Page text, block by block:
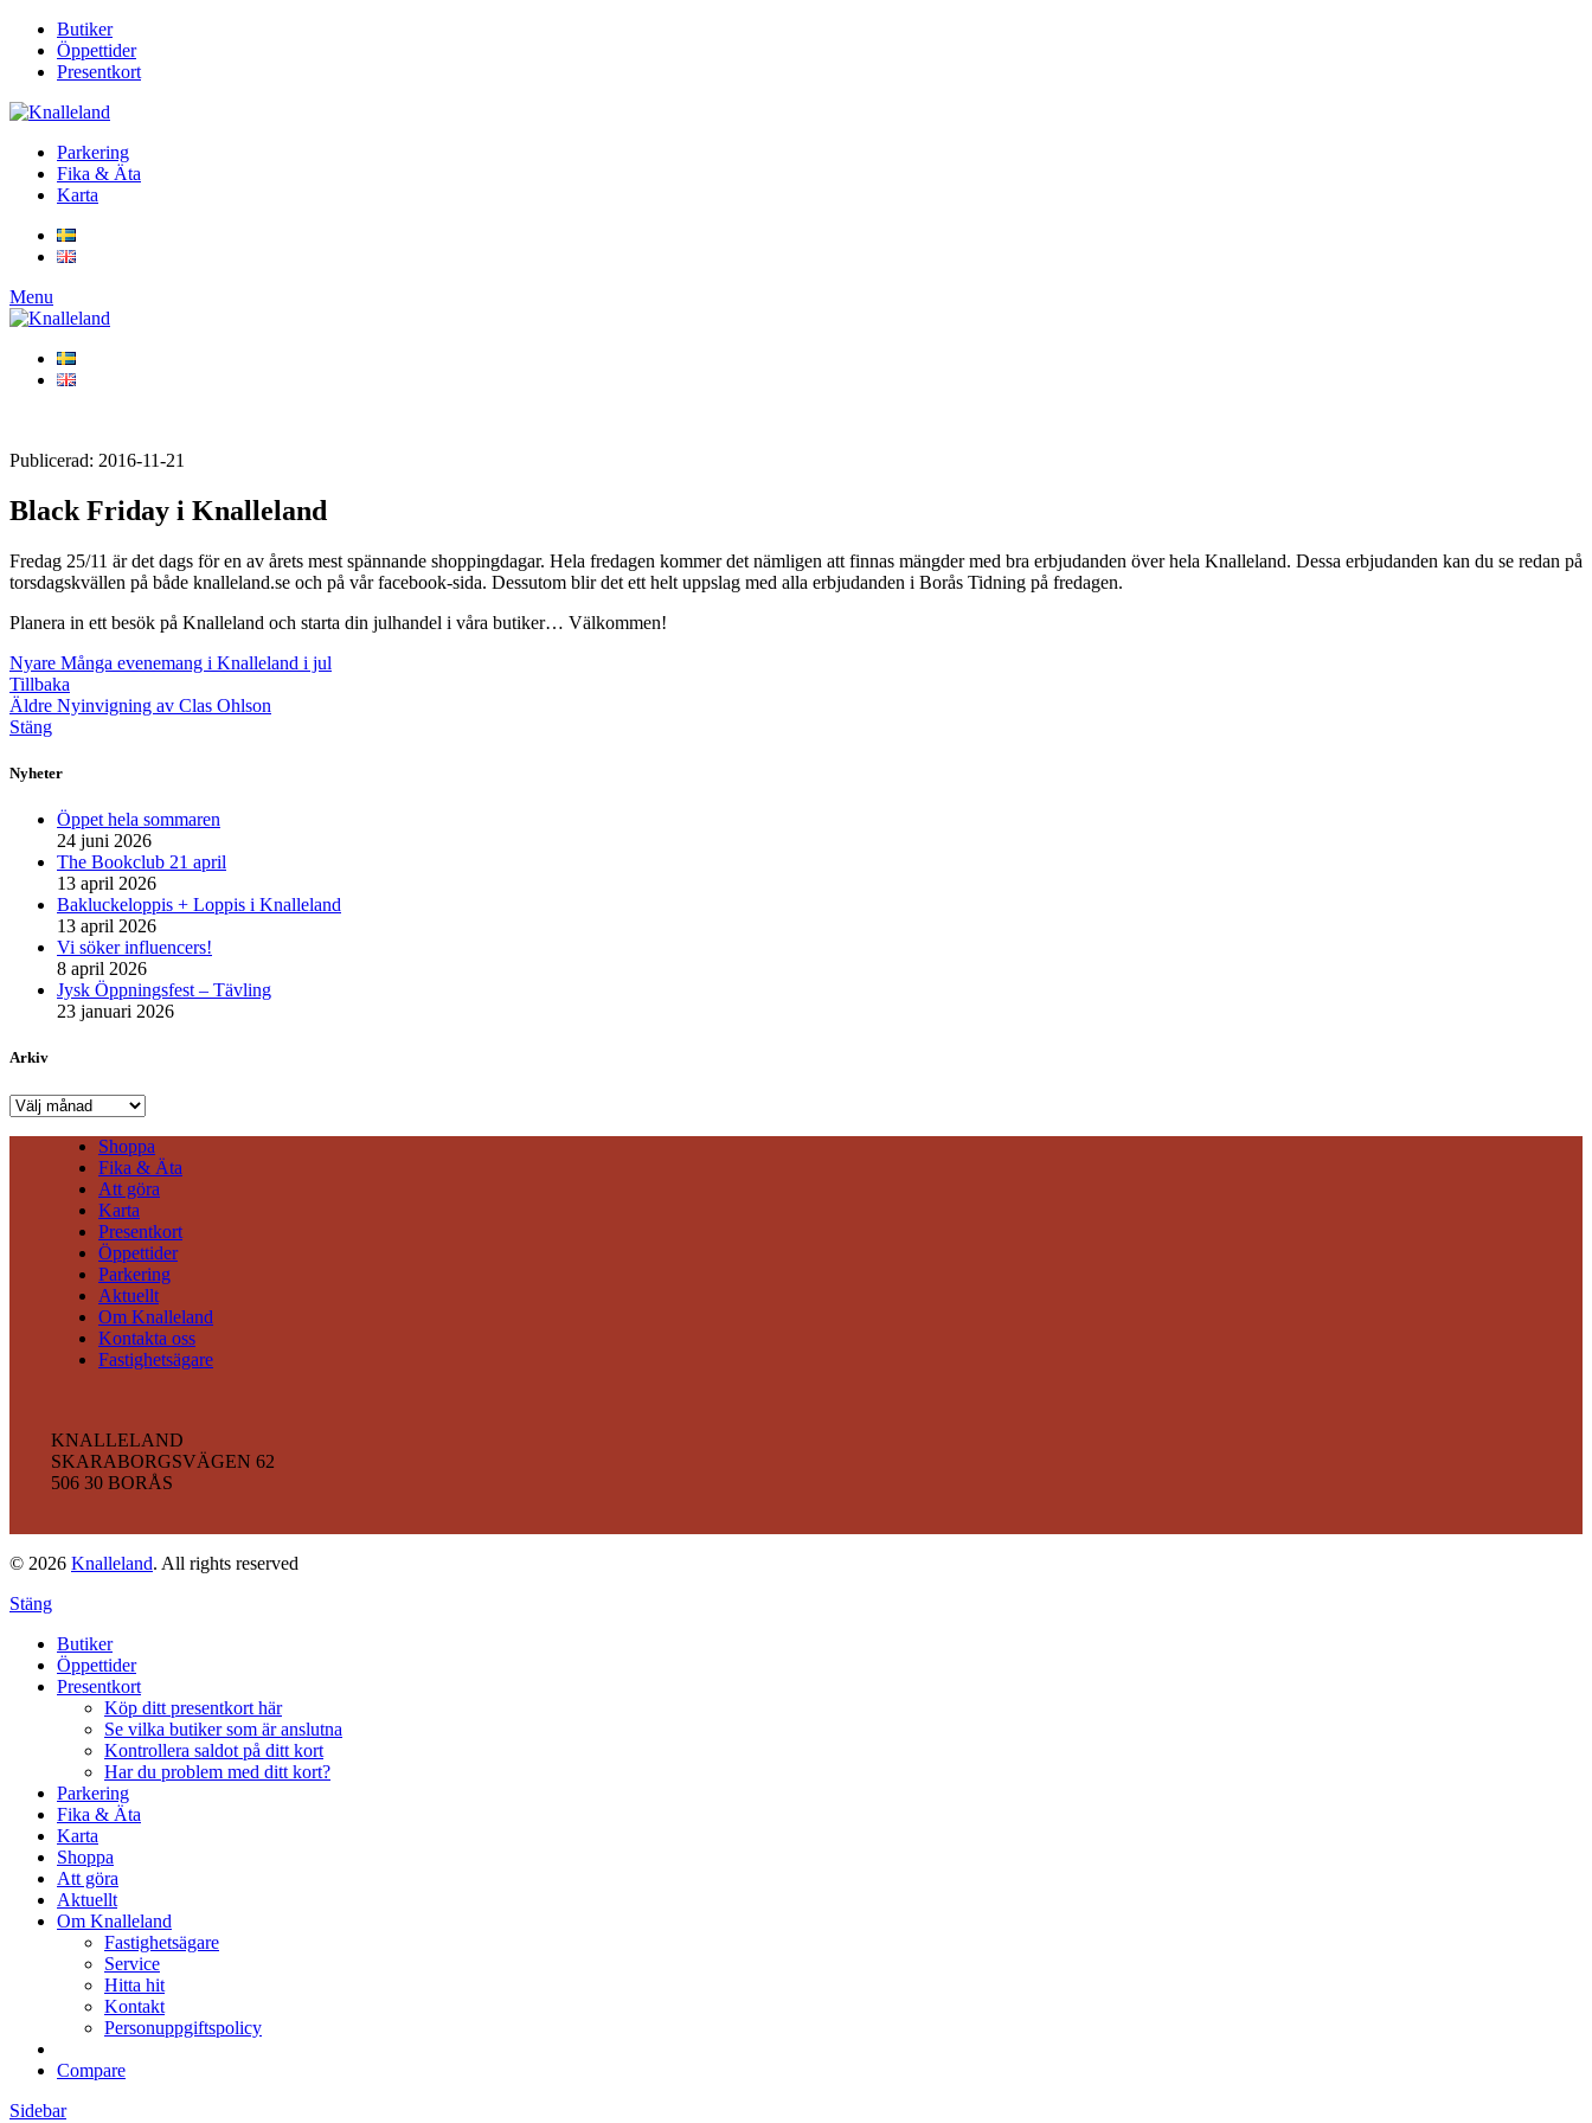
Butiker
Öppettider
Presentkort
Parkering
Fika & Äta
Karta
Menu
Publicerad: 2016-11-21
Black Friday i Knalleland
Fredag 25/11 är det dags för en av årets mest spännande shoppingdagar. Hela fredagen kommer det nämligen att finnas mängder med bra erbjudanden över hela Knalleland. Dessa erbjudanden kan du se redan på
torsdagskvällen på både knalleland.se och på vår facebook-sida. Dessutom blir det ett helt uppslag med alla erbjudanden i Borås Tidning på fredagen.
Planera in ett besök på Knalleland och starta din julhandel i våra butiker… Välkommen!
Nyare Många evenemang i Knalleland i jul
Tillbaka
Äldre Nyinvigning av Clas Ohlson
Stäng
Nyheter
Öppet hela sommaren
24 juni 2026
The Bookclub 21 april
13 april 2026
Bakluckeloppis + Loppis i Knalleland
13 april 2026
Vi söker influencers!
8 april 2026
Jysk Öppningsfest – Tävling
23 januari 2026
Arkiv
Arkiv
Shoppa
Fika & Äta
Att göra
Karta
Presentkort
Öppettider
Parkering
Aktuellt
Om Knalleland
Kontakta oss
Fastighetsägare
KNALLELAND
SKARABORGSVÄGEN 62
506 30 BORÅS
© 2026 Knalleland. All rights reserved
Stäng
Butiker
Öppettider
Presentkort
Köp ditt presentkort här
Se vilka butiker som är anslutna
Kontrollera saldot på ditt kort
Har du problem med ditt kort?
Parkering
Fika & Äta
Karta
Shoppa
Att göra
Aktuellt
Om Knalleland
Fastighetsägare
Service
Hitta hit
Kontakt
Personuppgiftspolicy
Compare
Sidebar